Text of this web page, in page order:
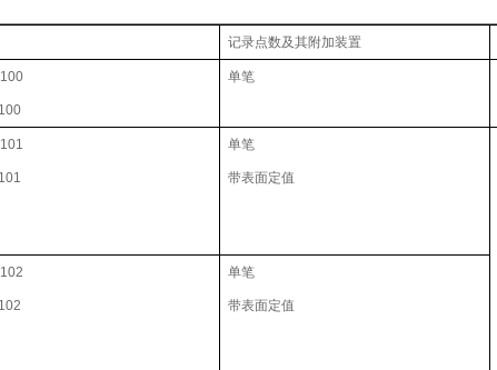
记录点数及其附加装置
单笔
单笔
带表面定值
单笔
带表面定值